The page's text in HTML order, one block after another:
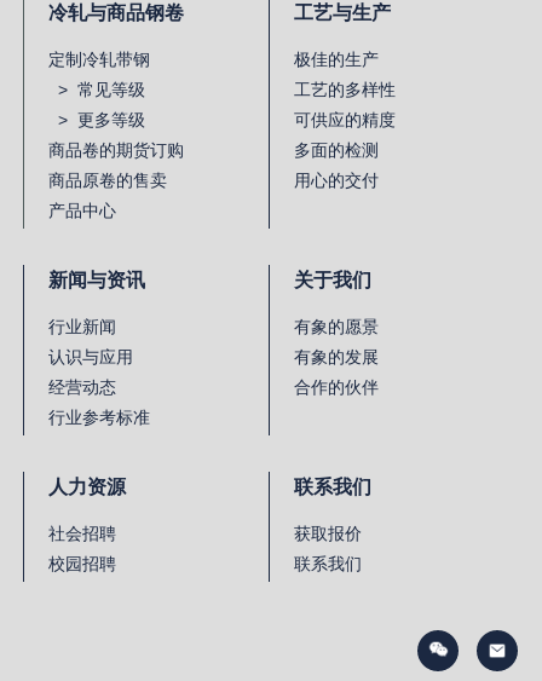
冷轧与商品钢卷
定制冷轧带钢
> 常见等级
> 更多等级
商品卷的期货订购
商品原卷的售卖
产品中心
工艺与生产
极佳的生产
工艺的多样性
可供应的精度
多面的检测
用心的交付
新闻与资讯
行业新闻
认识与应用
经营动态
行业参考标准
关于我们
有象的愿景
有象的发展
合作的伙伴
人力资源
社会招聘
校园招聘
联系我们
获取报价
联系我们